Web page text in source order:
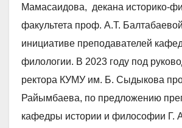
Мамасаидова, декана историко-
факультета проф. А.Т.
инициативе преподавателей
филологии. В 2023 году под
ректора КУМУ им. Б. Сыдыкова
Райымбаева, по предложению
кафедры истории и философии Г.